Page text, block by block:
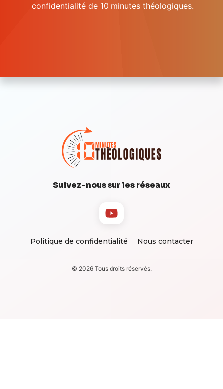
confidentialité de 10 minutes théologiques.
Suivez-nous sur les réseaux
Politique de confidentialité Nous contacter
© 2026 Tous droits réservés.